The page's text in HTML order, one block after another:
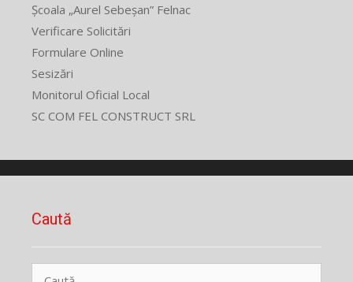
Școala „Aurel Sebeșan” Felnac
Verificare Solicitări
Formulare Online
Sesizări
Monitorul Oficial Local
SC COM FEL CONSTRUCT SRL
Caută